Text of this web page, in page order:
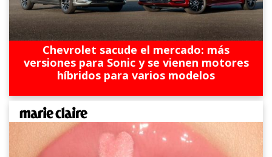
Chevrolet sacude el mercado: más
versiones para Sonic y se vienen motores
híbridos para varios modelos